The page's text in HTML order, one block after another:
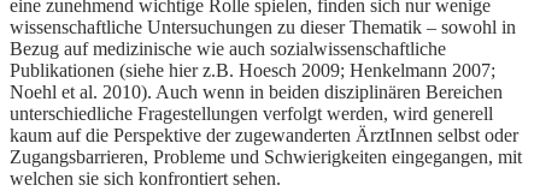
eine zunehmend wichtige Rolle spielen, finden sich nur wenige
wissenschaftliche Untersuchungen zu dieser Thematik – sowohl in
Bezug auf medizinische wie auch sozialwissenschaftliche
Publikationen (siehe hier z.B. Hoesch 2009; Henkelmann 2007;
Noehl et al. 2010). Auch wenn in beiden disziplinären Bereichen
unterschiedliche Fragestellungen verfolgt werden, wird generell
kaum auf die Perspektive der zugewanderten ÄrztInnen selbst oder
Zugangsbarrieren, Probleme und Schwierigkeiten eingegangen, mit
welchen sie sich konfrontiert sehen.